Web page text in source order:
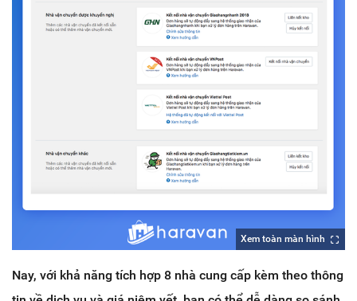
Xem toàn màn hình
Nay, với khả năng tích hợp 8 nhà cung cấp kèm theo thông